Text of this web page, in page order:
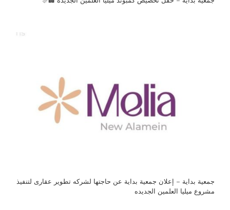
جمعية بداية – إعلان جمعية بداية عن حاجتها لشركه تطوير عقارى لتنفيذ
مشروع ميليا العلمين الجديده